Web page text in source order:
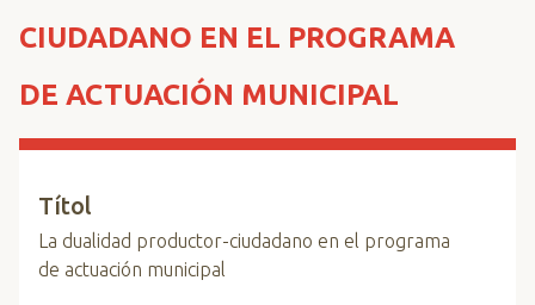
CIUDADANO EN EL PROGRAMA
DE ACTUACIÓN MUNICIPAL
Títol
La dualidad productor-ciudadano en el programa
de actuación municipal